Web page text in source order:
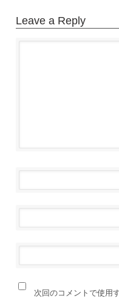
Leave a Reply
次回のコメントで使用